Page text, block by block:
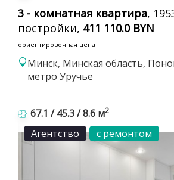
3 - комнатная квартира,
постройки, 411 110.0 BYN
ориентировочная цена
Минск, Минская область,
метро Уручье
67.1 / 45.3 / 8.6 м2
Агентство
с ремонтом